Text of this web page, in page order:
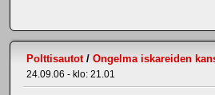
Polttisautot/ Ongelma iskareiden
24.09.06 - klo: 21.01